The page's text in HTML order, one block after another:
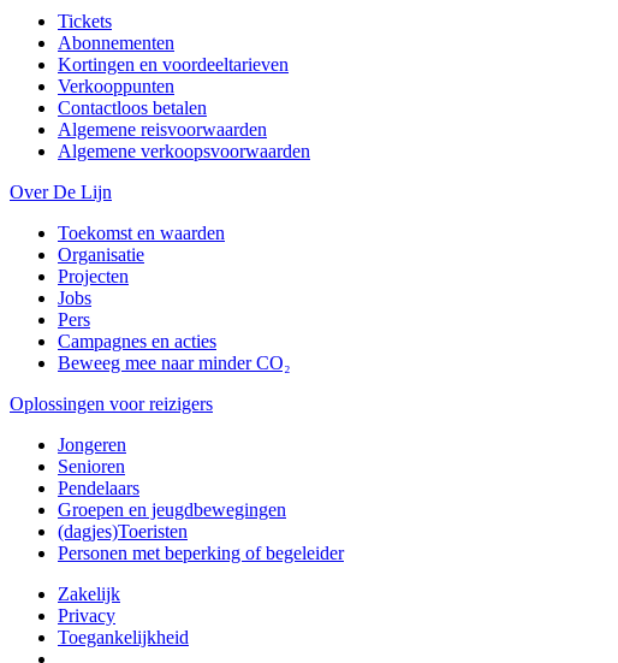
Tickets
Abonnementen
Kortingen en voordeeltarieven
Verkooppunten
Contactloos betalen
Algemene reisvoorwaarden
Algemene verkoopsvoorwaarden
Over De Lijn
Toekomst en waarden
Organisatie
Projecten
Jobs
Pers
Campagnes en acties
Beweeg mee naar minder CO₂
Oplossingen voor reizigers
Jongeren
Senioren
Pendelaars
Groepen en jeugdbewegingen
(dagjes)Toeristen
Personen met beperking of begeleider
Zakelijk
Privacy
Toegankelijkheid